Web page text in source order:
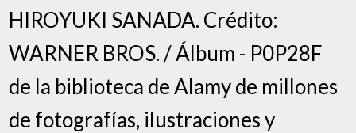
HIROYUKI SANADA. Crédito:
WARNER BROS. / Álbum - P0P28F
de la biblioteca de Alamy de millones
de fotografías, ilustraciones y